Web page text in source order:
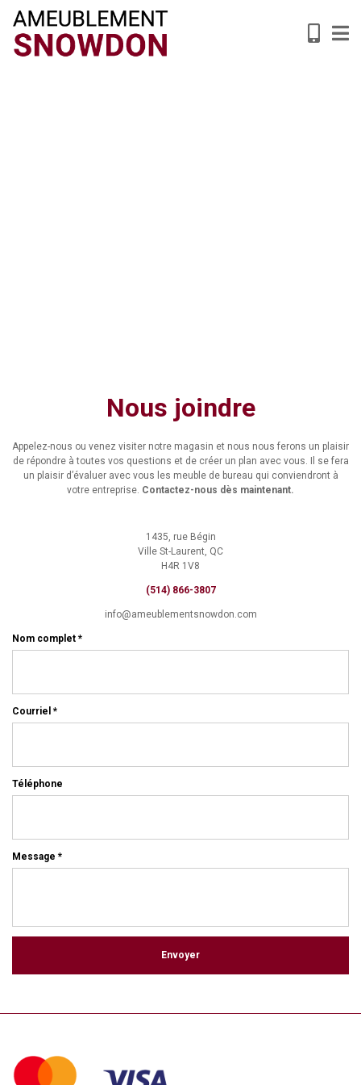
Nous joindre
Appelez-nous ou venez visiter notre magasin et nous nous ferons un plaisir
de répondre à toutes vos questions et de créer un plan avec vous. Il se fera
un plaisir d’évaluer avec vous les meuble de bureau qui conviendront à
votre entreprise. Contactez-nous dès maintenant.
1435, rue Bégin
Ville St-Laurent, QC
H4R 1V8
(514) 866-3807
info@ameublementsnowdon.com
Nom complet *
Courriel *
Téléphone
Message *
Envoyer